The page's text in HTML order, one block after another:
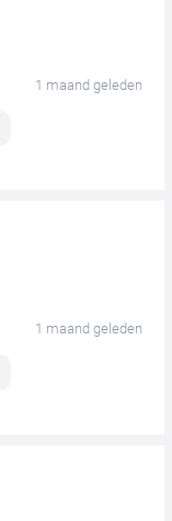
1 maand geleden
1 maand geleden